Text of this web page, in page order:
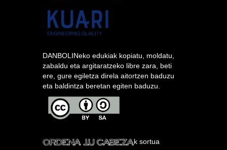
DANBOLINeko edukiak kopiatu, moldatu,
zabaldu eta argitaratzeko libre zara, beti
ere, gure egiletza direla aitortzen baduzu
eta baldintza beretan egiten baduzu.
k sortua